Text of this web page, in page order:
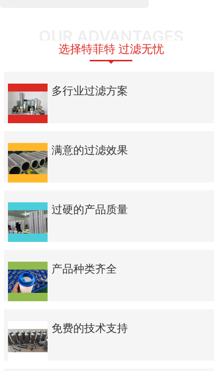
选择特菲特 过滤无忧
多行业过滤方案
满意的过滤效果
过硬的产品质量
产品种类齐全
免费的技术支持